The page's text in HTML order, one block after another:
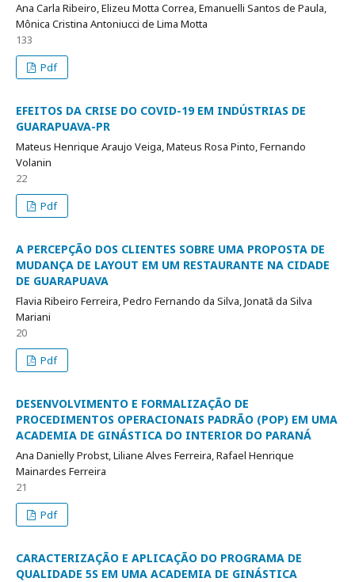
Ana Carla Ribeiro, Elizeu Motta Correa, Emanuelli Santos de Paula,
Mônica Cristina Antoniucci de Lima Motta
133
Pdf
EFEITOS DA CRISE DO COVID-19 EM INDÚSTRIAS DE
GUARAPUAVA-PR
Mateus Henrique Araujo Veiga, Mateus Rosa Pinto, Fernando
Volanin
22
Pdf
A PERCEPÇÃO DOS CLIENTES SOBRE UMA PROPOSTA DE
MUDANÇA DE LAYOUT EM UM RESTAURANTE NA CIDADE
DE GUARAPUAVA
Flavia Ribeiro Ferreira, Pedro Fernando da Silva, Jonatã da Silva
Mariani
20
Pdf
DESENVOLVIMENTO E FORMALIZAÇÃO DE
PROCEDIMENTOS OPERACIONAIS PADRÃO (POP) EM UMA
ACADEMIA DE GINÁSTICA DO INTERIOR DO PARANÁ
Ana Danielly Probst, Liliane Alves Ferreira, Rafael Henrique
Mainardes Ferreira
21
Pdf
CARACTERIZAÇÃO E APLICAÇÃO DO PROGRAMA DE
QUALIDADE 5S EM UMA ACADEMIA DE GINÁSTICA